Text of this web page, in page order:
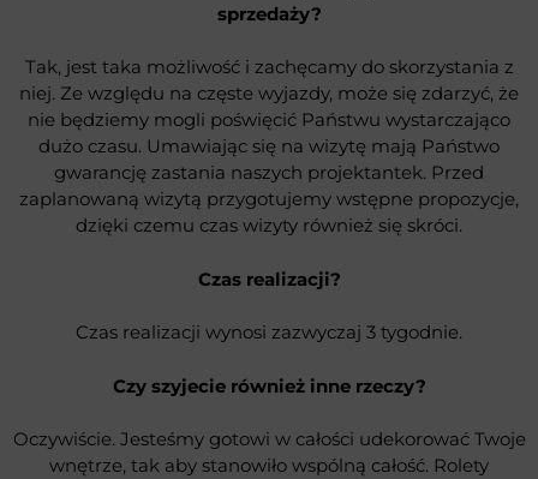
sprzedaży?
Tak, jest taka możliwość i zachęcamy do skorzystania z
niej. Ze względu na częste wyjazdy, może się zdarzyć, że
nie będziemy mogli poświęcić Państwu wystarczająco
dużo czasu. Umawiając się na wizytę mają Państwo
gwarancję zastania naszych projektantek. Przed
zaplanowaną wizytą przygotujemy wstępne propozycje,
dzięki czemu czas wizyty również się skróci.
Czas realizacji?
Czas realizacji wynosi zazwyczaj 3 tygodnie.
Czy szyjecie również inne rzeczy?
Oczywiście. Jesteśmy gotowi w całości udekorować Twoje
wnętrze, tak aby stanowiło wspólną całość. Rolety